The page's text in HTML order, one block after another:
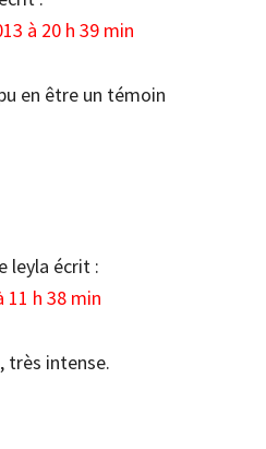
à 20 h 39 min
en être un témoin
leyla écrit :
11 h 38 min
très intense.